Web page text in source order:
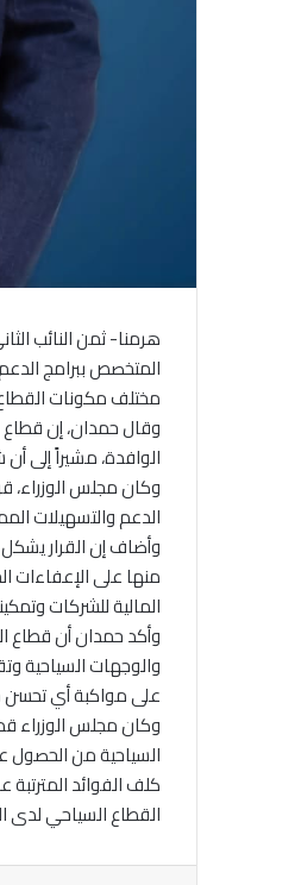
هرمنا- ثمن النائب
المتخصص ببرامج
مختلف مكونات
وقال حمدان، إن قطاع
الوافدة، مشيراً إلى
وكان مجلس الوزراء،
الدعم والتسهيلات
وأضاف إن القرار
منها على الإعفاءات
المالية للشركات
وأكد حمدان أن قطاع
والوجهات السياحية
على مواكبة أي تحسن
وكان مجلس الوزراء
السياحية من الحصول
كلف الفوائد
القطاع السياحي لدى